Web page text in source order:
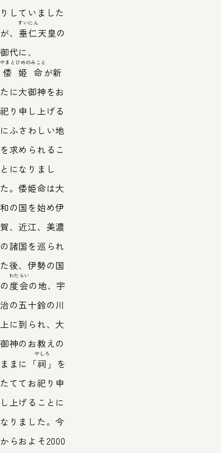
りしていました
が、 垂仁
すいにん
天皇の
御代に、
倭姫命
やまとひめのみこと
が新
たに大御神をお
祀り申し上げる
にふさわしい地
を求められるこ
とになりまし
た。倭姫命は大
和の国を始め伊
賀、近江、美濃
の諸国を巡られ
た後、伊勢の国
の度会
わたらい
の地、宇
治の五十鈴の川
上に到られ、大
御神のお教えの
ままに「祠
やしろ
」を
たててお祀り申
し上げることに
なりました。今
からおよそ2000